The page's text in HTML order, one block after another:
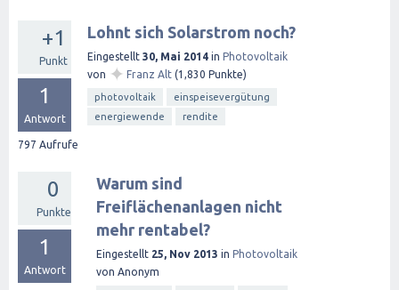
+1
Punkt
1
Antwort
797 Aufrufe
Lohnt sich Solarstrom noch?
Eingestellt 30, Mai 2014 in Photovoltaik
von ✦ Franz Alt (1,830 Punkte)
photovoltaik
einspeisevergütung
energiewende
rendite
0
Punkte
1
Antwort
Warum sind
Freiflächenanlagen nicht
mehr rentabel?
Eingestellt 25, Nov 2013 in Photovoltaik
von Anonym